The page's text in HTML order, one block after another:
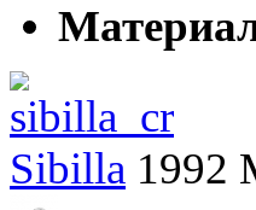
Sibilla 1992